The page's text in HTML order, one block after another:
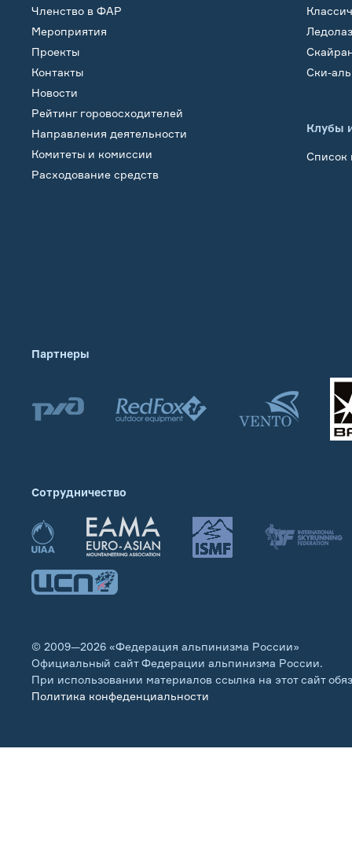
Членство в ФАР
Мероприятия
Проекты
Контакты
Новости
Рейтинг горовосходителей
Направления деятельности
Комитеты и комиссии
Расходование средств
Ски-
Клубы
Список
Партнеры
Сотрудничество
© 2009—2026 «Федерация альпинизма России»
Официальный сайт Федерации альпинизма России.
При использовании материалов ссылка на этот сайт
Политика конфеденциальности